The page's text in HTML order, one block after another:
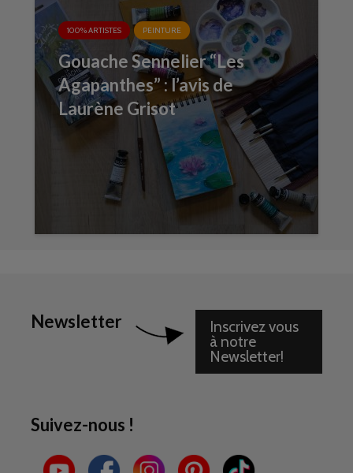
100% ARTISTES PEINTURE
Gouache Sennelier “Les
Agapanthes” : l’avis de
Laurène Grisot
Newsletter
Inscrivez vous
à notre
Newsletter!
Suivez-nous !